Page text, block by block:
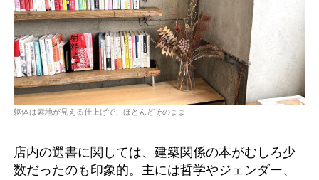
躯体は素地が見える仕上げで、ほとんどそのまま
店内の選書に関しては、建築関係の本がむしろ少
数だったのも印象的。主には哲学やジェンダー、